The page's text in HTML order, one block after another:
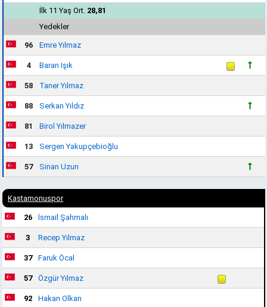
İlk 11 Yaş Ort. 28,81
Yedekler
96 Emre Yılmaz
4 Baran Işık
58 Taner Yılmaz
88 Serkan Yıldız
81 Birol Yılmazer
13 Sergen Yakupçebioğlu
57 Sinan Uzun
Kastamonuspor
26 İsmail Şahmalı
3 Recep Yılmaz
37 Faruk Öcal
57 Özgür Yılmaz
92 Hakan Olkan